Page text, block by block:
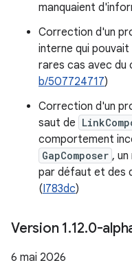
manquaient
Correction d'un
interne qui
rares cas avec du
b/507724717)
Correction d'un
saut de
comportement
GapComposer ,
par défaut et des
(I783dc)
Version 1.12.0-
6 mai 2026